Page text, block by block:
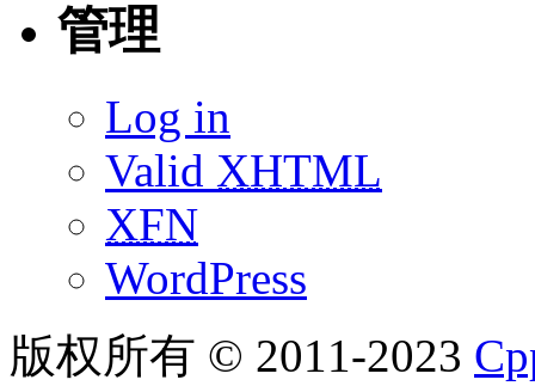
管理
Log in
Valid XHTML
XFN
WordPress
版权所有 © 2011-2023